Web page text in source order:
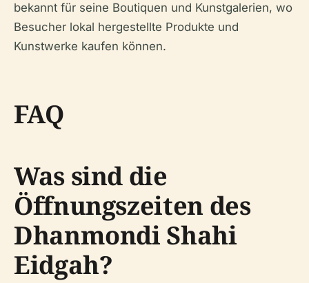
bekannt für seine Boutiquen und Kunstgalerien, wo
Besucher lokal hergestellte Produkte und
Kunstwerke kaufen können.
FAQ
Was sind die
Öffnungszeiten des
Dhanmondi Shahi
Eidgah?